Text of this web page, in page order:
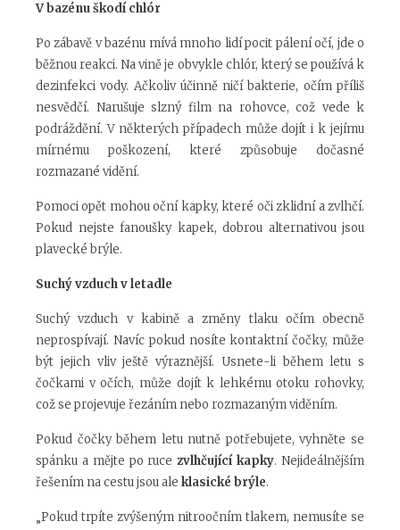
V bazénu škodí chlór
Po zábavě v bazénu mívá mnoho lidí pocit pálení očí, jde o
běžnou reakci. Na vině je obvykle chlór, který se používá k
dezinfekci vody. Ačkoliv účinně ničí bakterie, očím příliš
nesvědčí. Narušuje slzný film na rohovce, což vede k
podráždění. V některých případech může dojít i k jejímu
mírnému poškození, které způsobuje dočasné
rozmazané vidění.
Pomoci opět mohou oční kapky, které oči zklidní a zvlhčí.
Pokud nejste fanoušky kapek, dobrou alternativou jsou
plavecké brýle.
Suchý vzduch v letadle
Suchý vzduch v kabině a změny tlaku očím obecně
neprospívají. Navíc pokud nosíte kontaktní čočky, může
být jejich vliv ještě výraznější. Usnete-li během letu s
čočkami v očích, může dojít k lehkému otoku rohovky,
což se projevuje řezáním nebo rozmazaným viděním.
Pokud čočky během letu nutně potřebujete, vyhněte se
spánku a mějte po ruce zvlhčující kapky. Nejideálnějším
řešením na cestu jsou ale klasické brýle.
„Pokud trpíte zvýšeným nitroočním tlakem, nemusíte se